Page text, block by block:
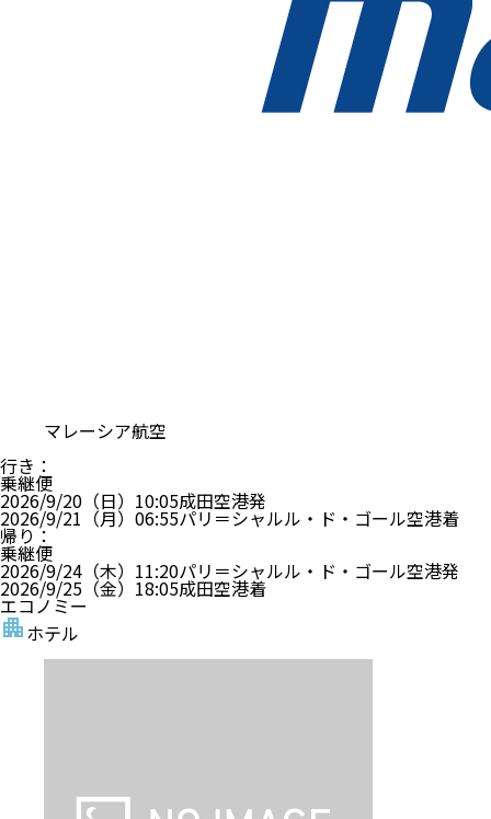
マレーシア航空
行き ：
乗継便
2026/9/20（日） 10:05成田空港発
2026/9/21（月） 06:55パリ＝シャルル・ド・ゴール空港着
帰り ：
乗継便
2026/9/24（木） 11:20パリ＝シャルル・ド・ゴール空港発
2026/9/25（金） 18:05成田空港着
エコノミー
ホテル